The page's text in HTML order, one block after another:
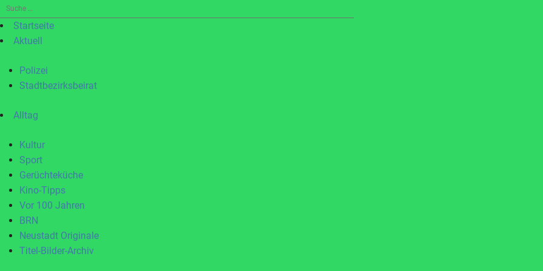
Suche
nach:Startseite
Aktuell
Polizei
Stadtbezirksbeirat
Alltag
Kultur
Sport
Gerüchteküche
Kino-Tipps
Vor 100 Jahren
BRN
Neustadt Originale
Titel-Bilder-Archiv